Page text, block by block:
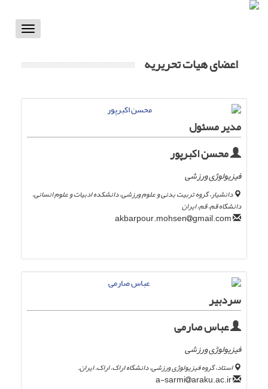
Toggle
اعضای هیات تحریریه
مدیر مسئول
محسن اکبرپور
فیزیولوژی ورزشی
دانشیار، گروه تربیت بدنی و علوم ورزشی، دانشکده ادبیات و علوم انسانی،
دانشگاه قم، قم، ایران
gmail.com
سردبیر
عباس صارمی
فیزیولوژی ورزشی
استاد، گروه فیزیولوژی ورزشی، دانشگاه اراک، اراک، ایران.
araku.ac.ir